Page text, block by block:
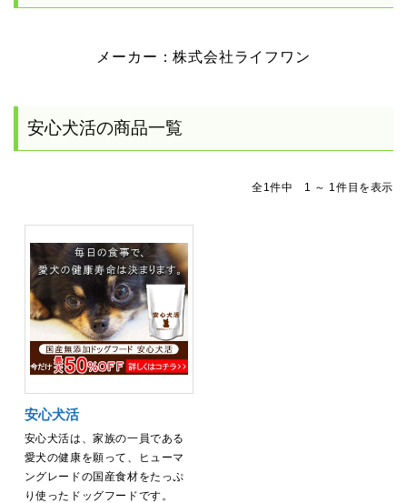
メーカー：株式会社ライフワン
安心犬活の商品一覧
全1件中 1 ～ 1件目を表示
安心犬活
安心犬活は、家族の一員である
愛犬の健康を願って、ヒューマ
ングレードの国産食材をたっぷ
り使ったドッグフードです。